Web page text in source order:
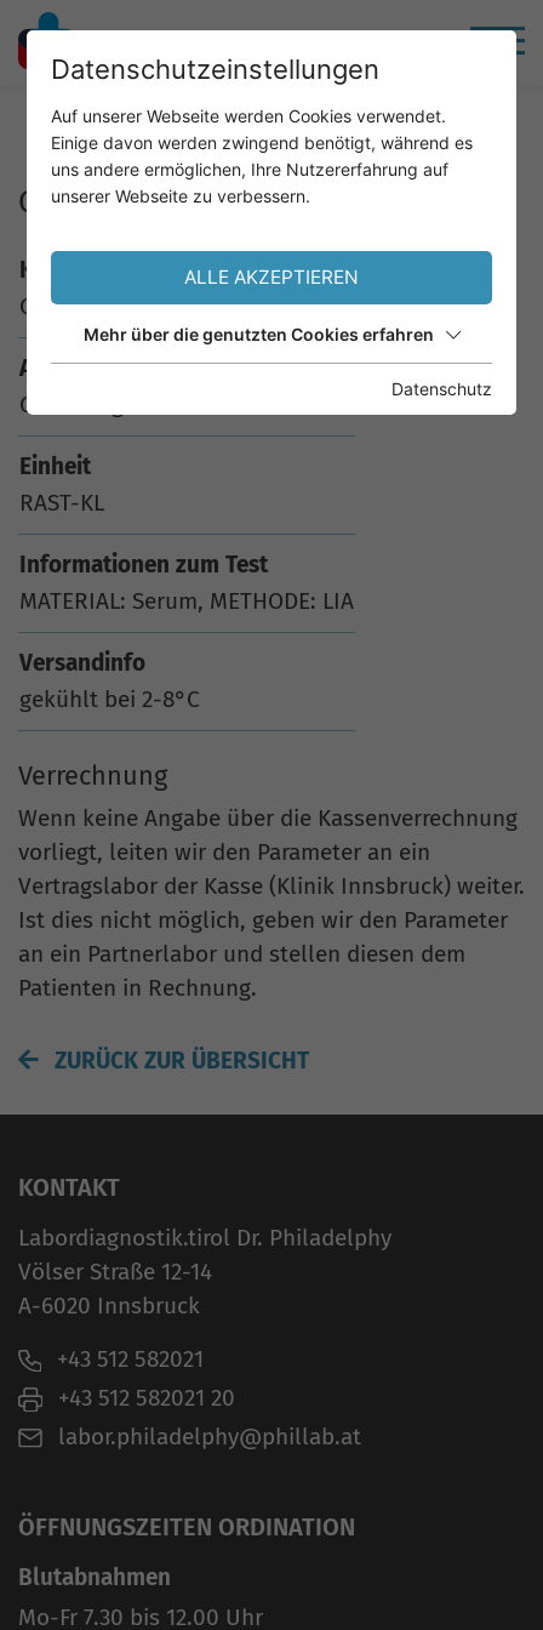
Home Service Analysenkatalog
G70 Haargerste
Kürzel
G70
Analyse
G70 Haargerste
Einheit
RAST-KL
Informationen zum Test
MATERIAL: Serum, METHODE: LIA
Versandinfo
gekühlt bei 2-8°C
Verrechnung
Wenn keine Angabe über die Kassenverrechnung
vorliegt, leiten wir den Parameter an ein
Vertragslabor der Kasse (Klinik Innsbruck) weiter.
Ist dies nicht möglich, geben wir den Parameter
an ein Partnerlabor und stellen diesen dem
Patienten in Rechnung.
ZURÜCK ZUR ÜBERSICHT
KONTAKT
Labordiagnostik.tirol Dr. Philadelphy
Völser Straße 12-14
A-6020 Innsbruck
+43 512 582021
+43 512 582021 20
labor.philadelphy@phillab.at
ÖFFNUNGSZEITEN ORDINATION
Blutabnahmen
Mo-Fr 7.30 bis 12.00 Uhr
Datenschutzeinstellungen
Auf unserer Webseite werden Cookies verwendet.
Einige davon werden zwingend benötigt, während es
uns andere ermöglichen, Ihre Nutzererfahrung auf
unserer Webseite zu verbessern.
ALLE AKZEPTIEREN
Mehr über die genutzten Cookies erfahren
Datenschutz